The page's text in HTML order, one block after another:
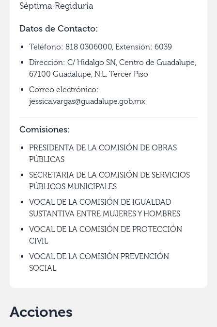
Séptima Regiduría
Datos de Contacto:
Teléfono: 818 0306000, Extensión: 6039
Dirección: C/ Hidalgo SN, Centro de Guadalupe,
67100 Guadalupe, N.L. Tercer Piso
Correo electrónico:
jessica.vargas@guadalupe.gob.mx
Comisiones:
PRESIDENTA DE LA COMISIÓN DE OBRAS
PÚBLICAS
SECRETARIA DE LA COMISIÓN DE SERVICIOS
PÚBLICOS MUNICIPALES
VOCAL DE LA COMISIÓN DE IGUALDAD
SUSTANTIVA ENTRE MUJERES Y HOMBRES
VOCAL DE LA COMISIÓN DE PROTECCIÓN
CIVIL
VOCAL DE LA COMISIÓN PREVENCIÓN
SOCIAL
Acciones